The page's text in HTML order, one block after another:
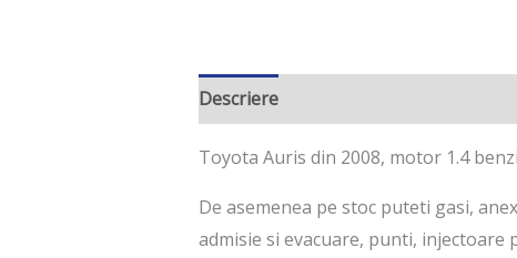
Descriere
Toyota Auris din 2008, motor 1.4
De asemenea pe stoc puteti gasi,
admisie si evacuare, punti,